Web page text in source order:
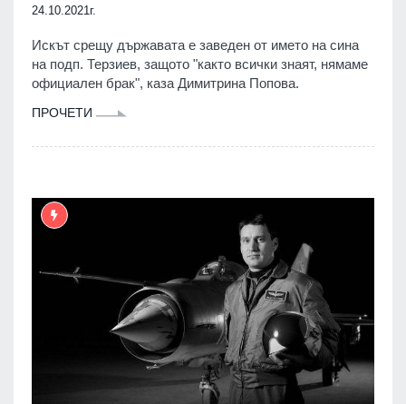
24.10.2021г.
Искът срещу държавата е заведен от името на сина
на подп. Терзиев, защото "както всички знаят, нямаме
официален брак", каза Димитрина Попова.
ПРОЧЕТИ